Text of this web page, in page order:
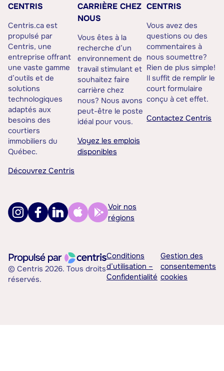
CENTRIS
Centris.ca est
propulsé par
Centris, une
entreprise offrant
une vaste gamme
d’outils et de
solutions
technologiques
adaptés aux
besoins des
courtiers
immobiliers du
Québec.
Découvrez Centris
CARRIÈRE CHEZ
NOUS
Vous êtes à la
recherche d’un
environnement de
travail stimulant et
souhaitez faire
carrière chez
nous? Nous avons
peut-être le poste
idéal pour vous.
Voyez les emplois
disponibles
CENTRIS
Vous avez des
questions ou des
commentaires à
nous soumettre?
Rien de plus simple!
Il suffit de remplir le
court formulaire
conçu à cet effet.
Contactez Centris
Voir nos
régions
© Centris 2026. Tous droits
réservés.
Conditions
d’utilisation –
Confidentialité
Gestion des
consentements
cookies